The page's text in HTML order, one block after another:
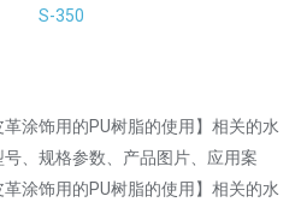
S-350
革涂饰用的PU树脂的使用】相关的水
、规格参数、产品图片、应用案
涂饰用的PU树脂的使用】相关的水